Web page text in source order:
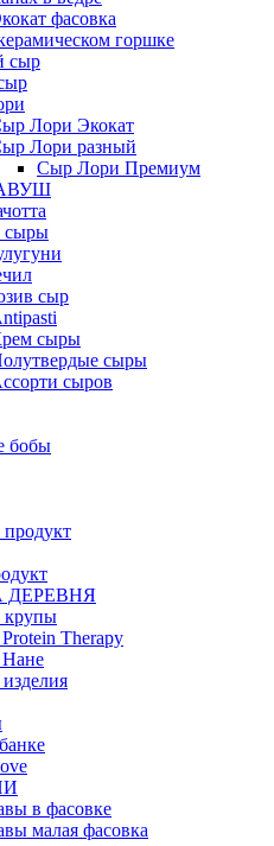
фасовка
горшке
сыр
Лори Экокат
Лори разный
Сыр Лори Премиум
сыры
сыр
сыры
сыры
сыров
бобы
продукт
крупы
Therapy
в фасовке
малая фасовка